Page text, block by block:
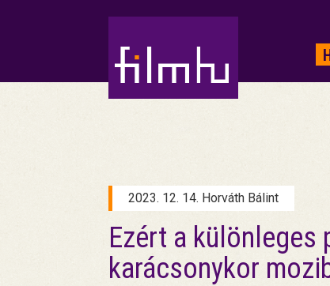
2023. 12. 14. Horváth Bálint
Ezért a különleges
karácsonykor